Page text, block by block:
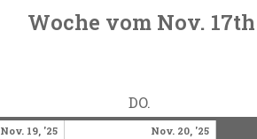
Woche vom Nov. 17th
DO.
Nov. 19, '25November
Nov. 20, '25